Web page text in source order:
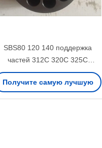
SBS80 120 140 поддержка
частей 312C 320C 325C
гидронасоса экскаватора
Получите самую лучшую